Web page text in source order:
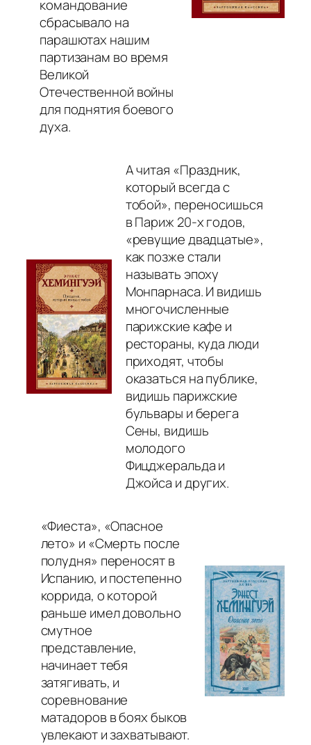
командование
сбрасывало на
парашютах нашим
партизанам во время
Великой
Отечественной войны
для поднятия боевого
духа.
А читая «Праздник,
который всегда с
тобой», переносишься
в Париж 20-х годов,
«ревущие двадцатые»,
как позже стали
называть эпоху
Монпарнаса. И видишь
многочисленные
парижские кафе и
рестораны, куда люди
приходят, чтобы
оказаться на публике,
видишь парижские
бульвары и берега
Сены, видишь
молодого
Фицджеральда и
Джойса и других.
«Фиеста», «Опасное
лето» и «Смерть после
полудня» переносят в
Испанию, и постепенно
коррида, о которой
раньше имел довольно
смутное
представление,
начинает тебя
затягивать, и
соревнование
матадоров в боях быков
увлекают и захватывают.